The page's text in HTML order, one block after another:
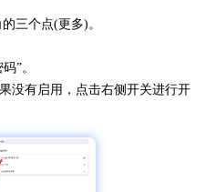
三个点(更多)。
”。
没有启用，点击右侧开关进行开